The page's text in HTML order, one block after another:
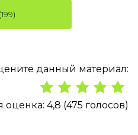
(199)
данный материал:
оценка: 4,8 (475 голосов)